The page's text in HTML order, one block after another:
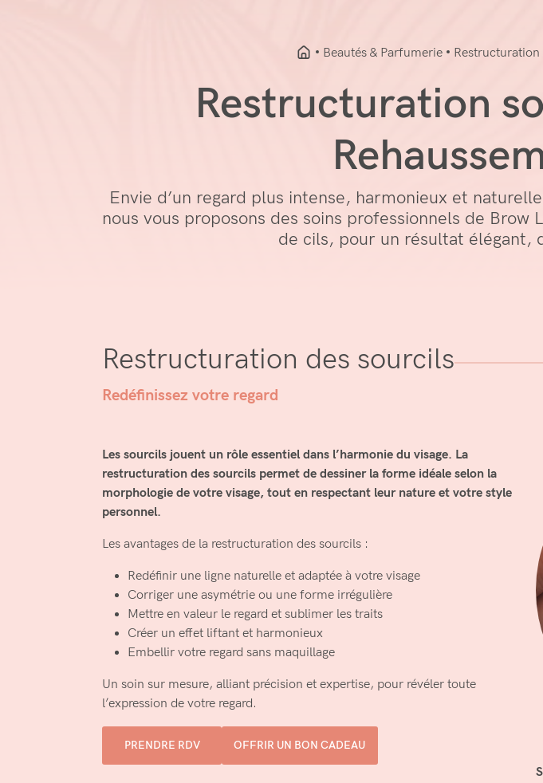
Restructuration
Beautés & Parfumerie
Envie d’un regard plus intense, harmonieux et
nous vous proposons des soins professionnels de
de cils, pour un résultat élégant,
Restructuration des sourcils
Redéfinissez votre regard
Les sourcils jouent un rôle essentiel dans l’harmonie du visage. La
restructuration des sourcils permet de dessiner la forme idéale selon la
morphologie de votre visage, tout en respectant leur nature et votre style
personnel.
Les avantages de la restructuration des sourcils :
Redéfinir une ligne naturelle et adaptée à votre visage
Corriger une asymétrie ou une forme irrégulière
Mettre en valeur le regard et sublimer les traits
Créer un effet liftant et harmonieux
Embellir votre regard sans maquillage
Un soin sur mesure, alliant précision et expertise, pour révéler toute
l’expression de votre regard.
PRENDRE RDV OFFRIR UN BON CADEAU